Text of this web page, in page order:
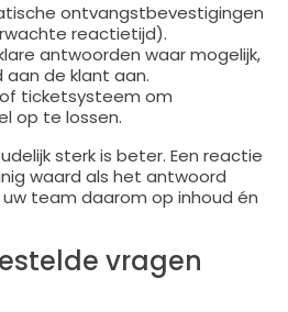
ontvangstbevestigingen
reactietijd).
antwoorden waar mogelijk,
de klant aan.
of ticketsysteem om
op te lossen.
sterk is beter. Een reactie
waard als het antwoord
team daarom op inhoud én
vragen